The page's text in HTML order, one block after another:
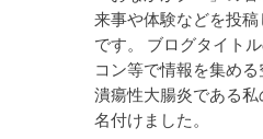
来事や体験などを投
です。 ブログタイト
コン等で情報を集め
潰瘍性大腸炎である
名付けました。